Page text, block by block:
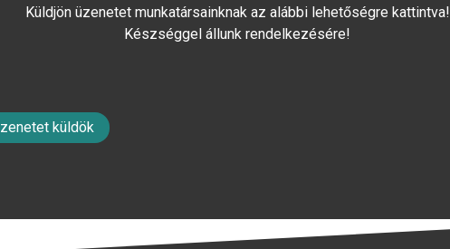
Küldjön üzenetet munkatársainknak az alábbi lehetőségre kattintva!
Készséggel állunk rendelkezésére!
küldök